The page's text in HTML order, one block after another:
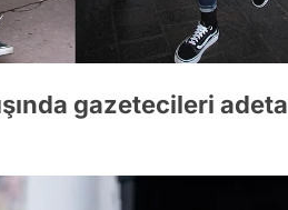
gazetecileri adeta